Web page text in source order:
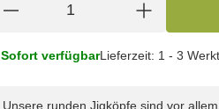
Sofort verfügbarLieferzeit: 1 - 3
Unsere runden Jigköpfe sind vor